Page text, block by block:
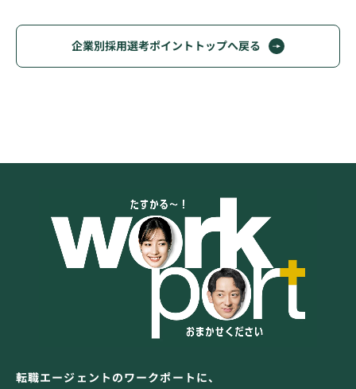
企業別採用選考ポイントトップへ戻る
転職エージェントのワークポートに、